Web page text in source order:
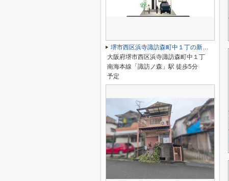
堺市西区浜寺諏訪森町中１丁の新築一戸建
大阪府堺市西区浜寺諏訪森町中１丁
南海本線「諏訪ノ森」駅 徒歩5分
予定